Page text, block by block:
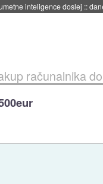
za agente umetne inteligence
računalnika